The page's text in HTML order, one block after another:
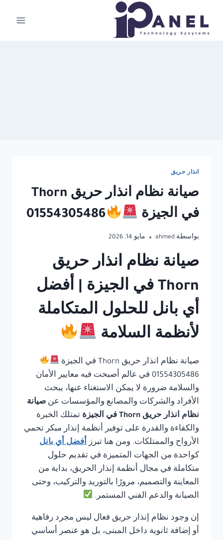
المحتوى
انذار حريق
صيانة نظام انذار حريق Thorn
في الجيزة
01554305486
بواسطة ahmed مايو 14, 2026
صيانة نظام انذار حريق
Thorn في الجيزة | أفضل
أي بانل للحلول المتكاملة
لأنظمة السلامة
صيانة نظام انذار حريق Thorn في الجيزة
01554305486 في عالم أصبحت فيه معايير الأمان
والسلامة ضرورة لا يمكن الاستغناء عنها، يبحث
الأفراد والشركات والمصانع والمؤسسات عن صيانة
نظام انذار حريق Thorn في الجيزة
تمتلك الخبرة
والكفاءة والقدرة على توفير أنظمة إنذار مبكر تحمي
الأرواح والممتلكات. ومن هنا تبرز أفضل أي بانل
كواحدة من الجهات المتميزة في تقديم حلول
متكاملة في مجال أنظمة إنذار الحريق، بداية من
المعاينة والتصميم، مرورًا بالتوريد والتركيب، وحتى
الصيانة والدعم الفني المستمر.
إن وجود نظام إنذار حريق فعال ليس مجرد رفاهية
أو إضافة ثانوية داخل المبنى، بل هو عنصر أساسي